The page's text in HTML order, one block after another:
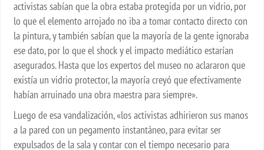
activistas sabían que la obra estaba protegida por un vidrio, por
lo que el elemento arrojado no iba a tomar contacto directo con
la pintura, y también sabían que la mayoría de la gente ignoraba
ese dato, por lo que el shock y el impacto mediático estarían
asegurados. Hasta que los expertos del museo no aclararon que
existía un vidrio protector, la mayoría creyó que efectivamente
habían arruinado una obra maestra para siempre».
Luego de esa vandalización, «los activistas adhirieron sus manos
a la pared con un pegamento instantáneo, para evitar ser
expulsados de la sala y contar con el tiempo necesario para